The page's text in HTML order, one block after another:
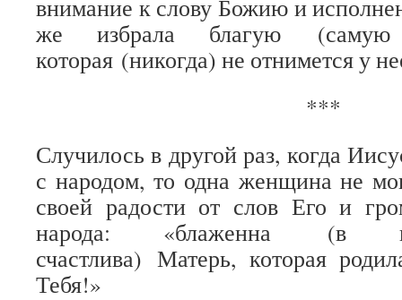
внимание к слову Божию и
же избрала благую
которая (никогда) не отнимется у
***
Случилось в другой раз, когда
с народом, то одна женщина не
своей радости от слов Его и
народа: «блаженна (в
счастлива) Матерь, которая
Тебя!»